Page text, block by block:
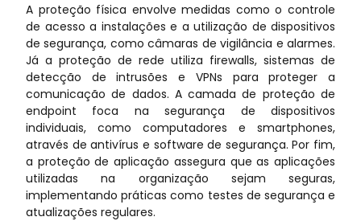
A proteção física envolve medidas como o controle
de acesso a instalações e a utilização de dispositivos
de segurança, como câmaras de vigilância e alarmes.
Já a proteção de rede utiliza firewalls, sistemas de
detecção de intrusões e VPNs para proteger a
comunicação de dados. A camada de proteção de
endpoint foca na segurança de dispositivos
individuais, como computadores e smartphones,
através de antivírus e software de segurança. Por fim,
a proteção de aplicação assegura que as aplicações
utilizadas na organização sejam seguras,
implementando práticas como testes de segurança e
atualizações regulares.